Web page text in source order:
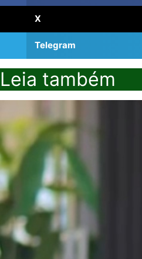
X
Telegram
Leia também